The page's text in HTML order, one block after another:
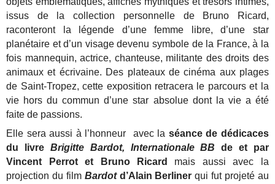
issus de la collection personnelle de Bruno Ricard,
raconteront la légende d’une femme libre, d’une star
planétaire et d’un visage devenu symbole de la France, à la
fois mannequin, actrice, chanteuse, militante des droits des
animaux et écrivaine. Des plateaux de cinéma aux plages
de Saint-Tropez, cette exposition retracera le parcours et la
vie hors du commun d’une star absolue dont la vie a été
faite de passions.
Elle sera aussi à l’honneur avec la séance de dédicaces
du livre Brigitte Bardot, Internationale BB de et par
Vincent Perrot et Bruno Ricard
mais aussi avec la
projection du film Bardotd’Alain Berliner qui fut projeté au